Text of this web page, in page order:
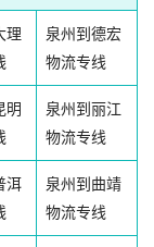
理
泉州到德宏
物流专线
明
泉州到丽江
物流专线
洱
泉州到曲靖
物流专线